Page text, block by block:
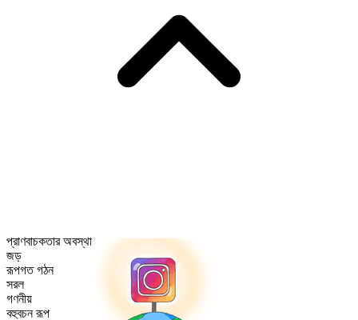
প্রাণবাচকতার অবস্থা
জড়
রূপগত গঠন
সরল
গণনীয়
বহুবচন রূপ